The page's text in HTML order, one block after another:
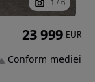
1 / 6
23 999 EUR
Conform mediei